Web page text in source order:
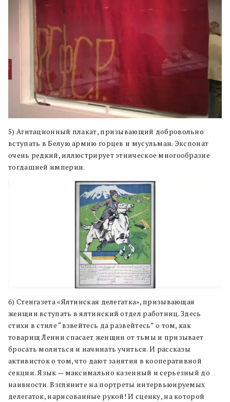
5) Агитационный плакат, призывающий добровольно
вступать в Белую армию горцев и мусульман. Экспонат
очень редкий, иллюстрирует этническое многообразие
тогдашней империи.
6) Стенгазета «Ялтинская делегатка», призывающая
женщин вступать в ялтинский отдел работниц. Здесь
стихи в стиле “взвейтесь да развейтесь” о том, как
товарищ Ленин спасает женщин от тьмы и призывает
бросать молиться и начинать учиться. И рассказы
активисток о том, что дают занятия в кооперативной
секции. Язык — максимально казенный и серьезный до
наивности. Взгляните на портреты интервьюируемых
делегаток, нарисованные рукой! И сценку, на которой